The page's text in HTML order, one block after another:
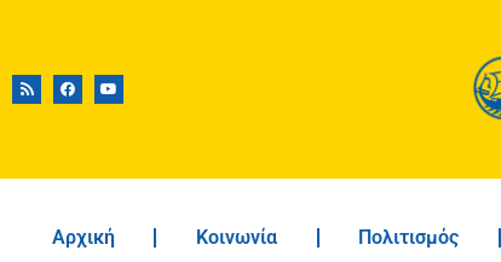
Αρχική Κοινωνία Πολιτισμός